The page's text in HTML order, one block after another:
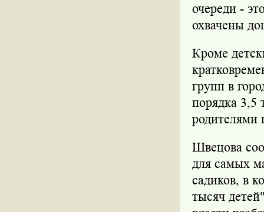
очереди -
охвачены
Кроме
групп в
порядка 3,5
родителями
Швецова
для самых
садиков, в
тысяч